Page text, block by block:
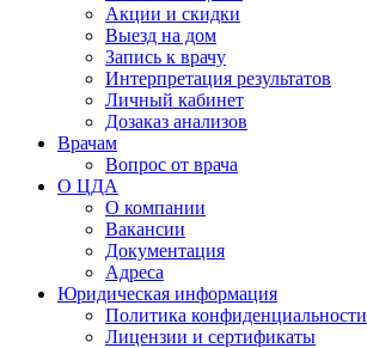
Акции и скидки
Выезд на дом
Запись к врачу
Интерпретация результатов
Личный кабинет
Дозаказ анализов
Врачам
Вопрос от врача
О ЦДА
О компании
Вакансии
Документация
Адреса
Юридическая информация
Политика конфиденциальности
Лицензии и сертификаты